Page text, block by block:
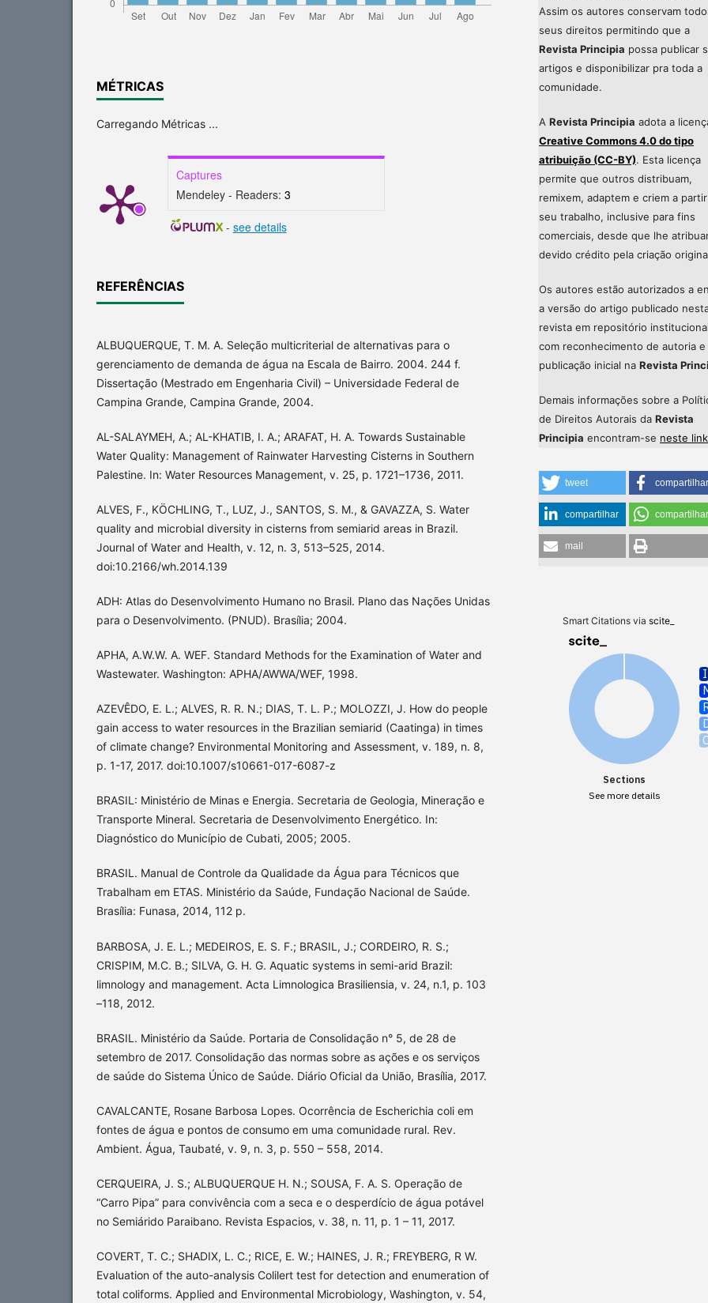
MÉTRICAS
Carregando Métricas ...
Captures
Mendeley - Readers: 3
- see details
REFERÊNCIAS
ALBUQUERQUE, T. M. A. Seleção multicriterial de alternativas para o
gerenciamento de demanda de água na Escala de Bairro. 2004. 244 f.
Dissertação (Mestrado em Engenharia Civil) – Universidade Federal de
Campina Grande, Campina Grande, 2004.
AL-SALAYMEH, A.; AL-KHATIB, I. A.; ARAFAT, H. A. Towards Sustainable
Water Quality: Management of Rainwater Harvesting Cisterns in Southern
Palestine. In: Water Resources Management, v. 25, p. 1721–1736, 2011.
ALVES, F., KÖCHLING, T., LUZ, J., SANTOS, S. M., & GAVAZZA, S. Water
quality and microbial diversity in cisterns from semiarid areas in Brazil.
Journal of Water and Health, v. 12, n. 3, 513–525, 2014.
doi:10.2166/wh.2014.139
ADH: Atlas do Desenvolvimento Humano no Brasil. Plano das Nações Unidas
para o Desenvolvimento. (PNUD). Brasília; 2004.
APHA, A.W.W. A. WEF. Standard Methods for the Examination of Water and
Wastewater. Washington: APHA/AWWA/WEF, 1998.
AZEVÊDO, E. L.; ALVES, R. R. N.; DIAS, T. L. P.; MOLOZZI, J. How do people
gain access to water resources in the Brazilian semiarid (Caatinga) in times
of climate change? Environmental Monitoring and Assessment, v. 189, n. 8,
p. 1-17, 2017. doi:10.1007/s10661-017-6087-z
BRASIL: Ministério de Minas e Energia. Secretaria de Geologia, Mineração e
Transporte Mineral. Secretaria de Desenvolvimento Energético. In:
Diagnóstico do Município de Cubati, 2005; 2005.
BRASIL. Manual de Controle da Qualidade da Água para Técnicos que
Trabalham em ETAS. Ministério da Saúde, Fundação Nacional de Saúde.
Brasília: Funasa, 2014, 112 p.
BARBOSA, J. E. L.; MEDEIROS, E. S. F.; BRASIL, J.; CORDEIRO, R. S.;
CRISPIM, M.C. B.; SILVA, G. H. G. Aquatic systems in semi-arid Brazil:
limnology and management. Acta Limnologica Brasiliensia, v. 24, n.1, p. 103
–118, 2012.
BRASIL. Ministério da Saúde. Portaria de Consolidação n° 5, de 28 de
setembro de 2017. Consolidação das normas sobre as ações e os serviços
de saúde do Sistema Único de Saúde. Diário Oficial da União, Brasília, 2017.
CAVALCANTE, Rosane Barbosa Lopes. Ocorrência de Escherichia coli em
fontes de água e pontos de consumo em uma comunidade rural. Rev.
Ambient. Água, Taubaté, v. 9, n. 3, p. 550 – 558, 2014.
CERQUEIRA, J. S.; ALBUQUERQUE H. N.; SOUSA, F. A. S. Operação de
“Carro Pipa” para convivência com a seca e o desperdício de água potável
no Semiárido Paraibano. Revista Espacios, v. 38, n. 11, p. 1 – 11, 2017.
COVERT, T. C.; SHADIX, L. C.; RICE, E. W.; HAINES, J. R.; FREYBERG, R W.
Evaluation of the auto-analysis Colilert test for detection and enumeration of
total coliforms. Applied and Environmental Microbiology, Washington, v. 54,
Assim os autores conservam
seus direitos permitindo que a
Revista Principia possa publicar
artigos e disponibilizar pra toda a
comunidade.
A Revista Principia adota a
Creative Commons 4.0 do tipo
atribuição (CC-BY). Esta licença
permite que outros distribuam,
remixem, adaptem e criem a
seu trabalho, inclusive para fins
comerciais, desde que lhe
devido crédito pela criação
Os autores estão autorizados a
a versão do artigo publicado
revista em repositório
com reconhecimento de autoria e
publicação inicial na Revista
Demais informações sobre a
de Direitos Autorais da Revista
Principia encontram-se neste link
tweet compartilhar
compartilhar compartilhar
mail
Smart Citations via scite_
Sections
See more details